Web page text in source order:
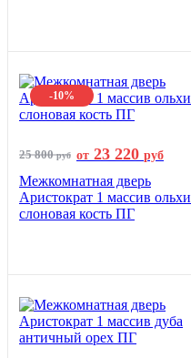
-10%
25 800руб от 23 220 руб
Межкомнатная дверь
Аристократ 1 массив ольхи
слоновая кость ПГ